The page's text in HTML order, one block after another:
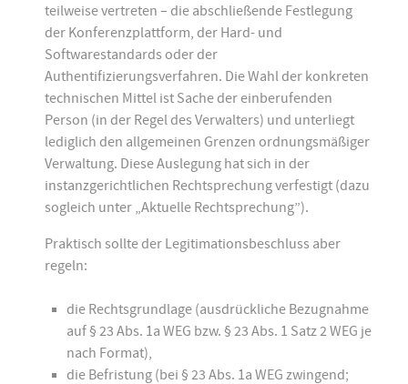
teilweise vertreten – die abschließende Festlegung
der Konferenzplattform, der Hard- und
Softwarestandards oder der
Authentifizierungsverfahren. Die Wahl der konkreten
technischen Mittel ist Sache der einberufenden
Person (in der Regel des Verwalters) und unterliegt
lediglich den allgemeinen Grenzen ordnungsmäßiger
Verwaltung. Diese Auslegung hat sich in der
instanzgerichtlichen Rechtsprechung verfestigt (dazu
sogleich unter „Aktuelle Rechtsprechung”).
Praktisch sollte der Legitimationsbeschluss aber
regeln:
die Rechtsgrundlage (ausdrückliche Bezugnahme
auf § 23 Abs. 1a WEG bzw. § 23 Abs. 1 Satz 2 WEG je
nach Format),
die Befristung (bei § 23 Abs. 1a WEG zwingend;